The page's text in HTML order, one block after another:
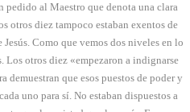
pedido al Maestro que denota una clara
otros diez tampoco estaban exentos de
Como que vemos dos niveles en lo
Los otros diez «empezaron a indignarse
demuestran que esos puestos de poder y
uno para sí. No estaban dispuestos a